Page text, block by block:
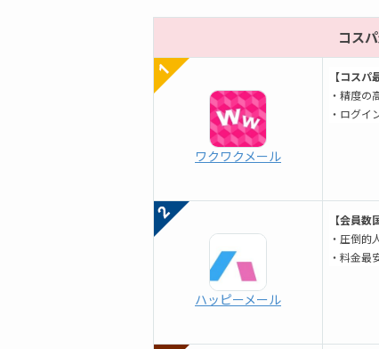
コス
ワクワクメール
【コス
・精度の
・ログイ
ハッピーメール
【会員
・圧倒的
・料金最